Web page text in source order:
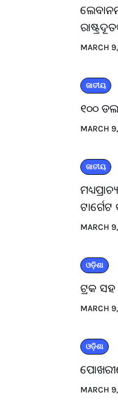
MARCH
ଜାତୀୟ
୧୦୦
MARCH
ଜାତୀୟ
MARCH
ଓଡ଼ିଶା
ଟ୍ରକ
MARCH
ଓଡ଼ିଶା
MARCH